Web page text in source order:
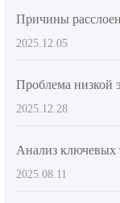
2025.12.05
2025.12.28
2025.08.11